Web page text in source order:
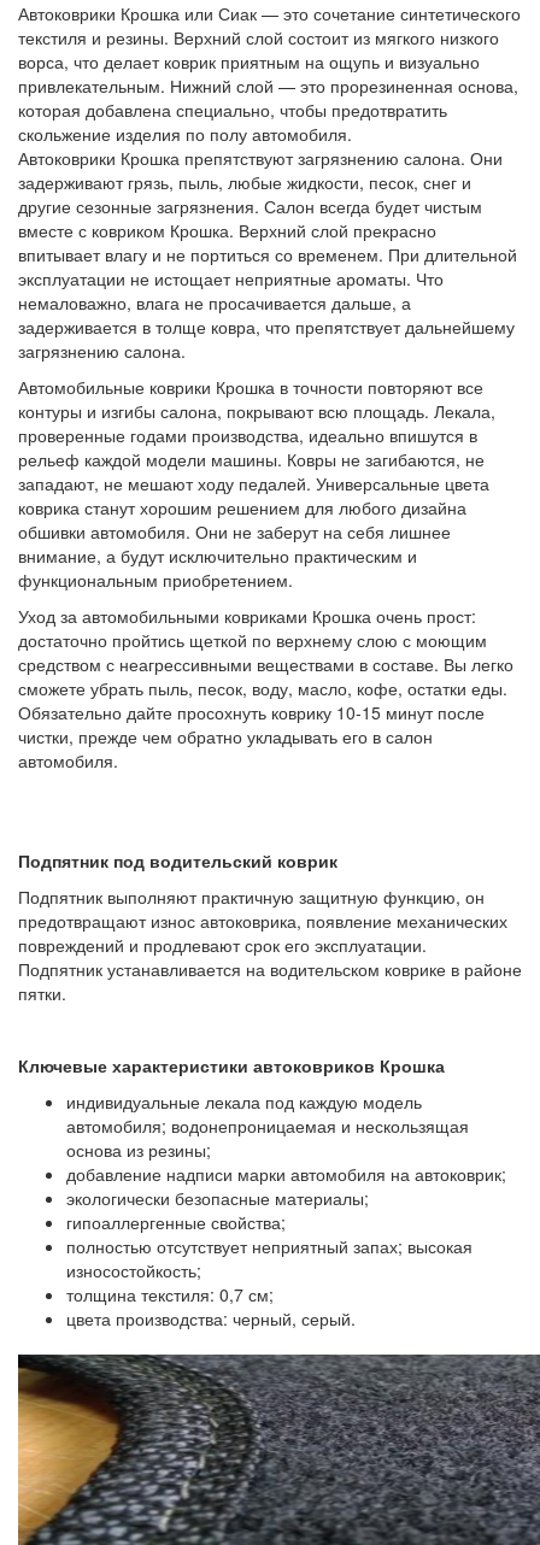
Автоковрики Крошка или Сиак — это сочетание синтетического
текстиля и резины. Верхний слой состоит из мягкого низкого
ворса, что делает коврик приятным на ощупь и визуально
привлекательным. Нижний слой — это прорезиненная основа,
которая добавлена специально, чтобы предотвратить
скольжение изделия по полу автомобиля.
Автоковрики Крошка препятствуют загрязнению салона. Они
задерживают грязь, пыль, любые жидкости, песок, снег и
другие сезонные загрязнения. Салон всегда будет чистым
вместе с ковриком Крошка. Верхний слой прекрасно
впитывает влагу и не портиться со временем. При длительной
эксплуатации не истощает неприятные ароматы. Что
немаловажно, влага не просачивается дальше, а
задерживается в толще ковра, что препятствует дальнейшему
загрязнению салона.
Автомобильные коврики Крошка в точности повторяют все
контуры и изгибы салона, покрывают всю площадь. Лекала,
проверенные годами производства, идеально впишутся в
рельеф каждой модели машины. Ковры не загибаются, не
западают, не мешают ходу педалей. Универсальные цвета
коврика станут хорошим решением для любого дизайна
обшивки автомобиля. Они не заберут на себя лишнее
внимание, а будут исключительно практическим и
функциональным приобретением.
Уход за автомобильными ковриками Крошка очень прост:
достаточно пройтись щеткой по верхнему слою с моющим
средством с неагрессивными веществами в составе. Вы легко
сможете убрать пыль, песок, воду, масло, кофе, остатки еды.
Обязательно дайте просохнуть коврику 10-15 минут после
чистки, прежде чем обратно укладывать его в салон
автомобиля.
Подпятник под водительский коврик
Подпятник выполняют практичную защитную функцию, он
предотвращают износ автоковрика, появление механических
повреждений и продлевают срок его эксплуатации.
Подпятник устанавливается на водительском коврике в районе
пятки.
Ключевые характеристики автоковриков Крошка
индивидуальные лекала под каждую модель
автомобиля; водонепроницаемая и нескользящая
основа из резины;
добавление надписи марки автомобиля на автоковрик;
экологически безопасные материалы;
гипоаллергенные свойства;
полностью отсутствует неприятный запах; высокая
износостойкость;
толщина текстиля: 0,7 см;
цвета производства: черный, серый.